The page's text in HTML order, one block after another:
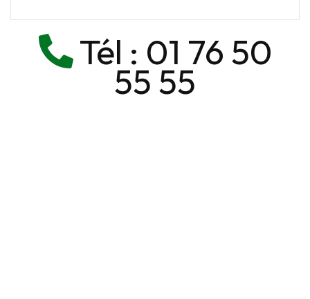
Tél : 01 76 50
55 55